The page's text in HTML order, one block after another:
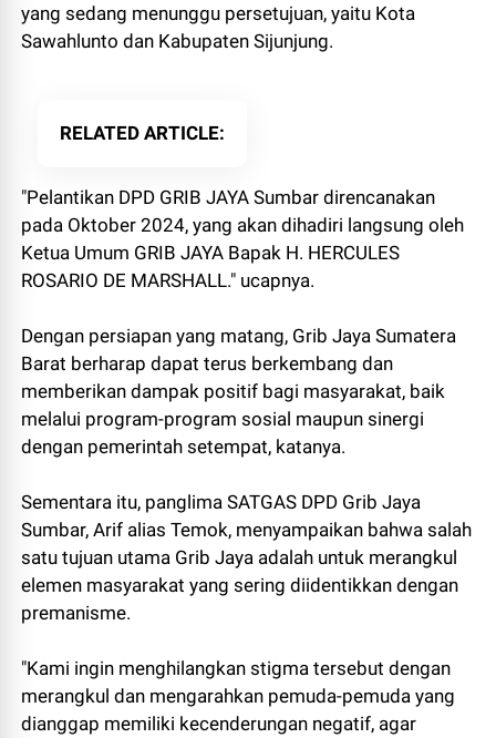
yang sedang menunggu persetujuan, yaitu Kota
Sawahlunto dan Kabupaten Sijunjung.
RELATED ARTICLE
"Pelantikan DPD GRIB JAYA Sumbar direncanakan
pada Oktober 2024, yang akan dihadiri langsung oleh
Ketua Umum GRIB JAYA Bapak H. HERCULES
ROSARIO DE MARSHALL." ucapnya.
Dengan persiapan yang matang, Grib Jaya Sumatera
Barat berharap dapat terus berkembang dan
memberikan dampak positif bagi masyarakat, baik
melalui program-program sosial maupun sinergi
dengan pemerintah setempat, katanya.
Sementara itu, panglima SATGAS DPD Grib Jaya
Sumbar, Arif alias Temok, menyampaikan bahwa salah
satu tujuan utama Grib Jaya adalah untuk merangkul
elemen masyarakat yang sering diidentikkan dengan
premanisme.
"Kami ingin menghilangkan stigma tersebut dengan
merangkul dan mengarahkan pemuda-pemuda yang
dianggap memiliki kecenderungan negatif, agar